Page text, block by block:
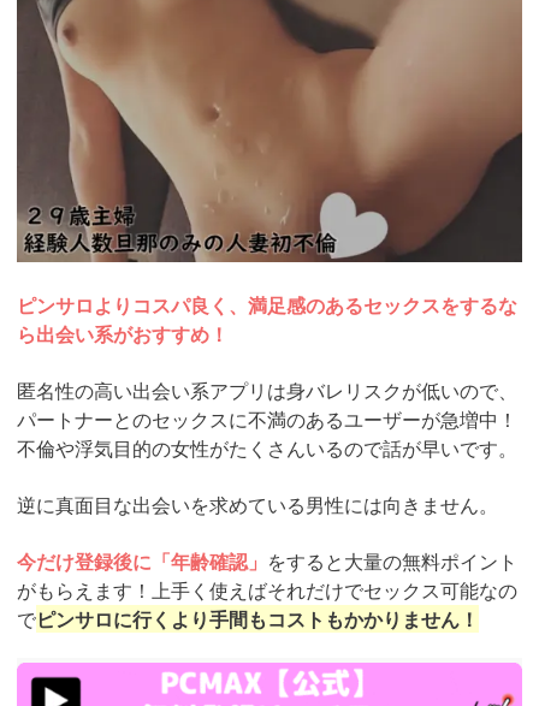
ピンサロよりコスパ良く、満足感のあるセックスをするな
ら出会い系がおすすめ！
匿名性の高い出会い系アプリは身バレリスクが低いので、
パートナーとのセックスに不満のあるユーザーが急増中！
不倫や浮気目的の女性がたくさんいるので話が早いです。
逆に真面目な出会いを求めている男性には向きません。
今だけ登録後に「年齢確認」 をすると大量の無料ポイント
がもらえます！上手く使えばそれだけでセックス可能なの
でピンサロに行くより手間もコストもかかりません！
https://pcmax.jp/lp/?
ad_id=rm327007